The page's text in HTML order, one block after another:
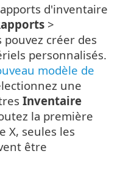
d'inventaire
>
pouvez créer des
personnalisés.
modèle de
une
Inventaire
la première
X, seules les
être